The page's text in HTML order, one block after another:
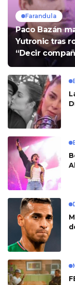
Farandula
Paco Bazán
Yutronic tras
“Decir